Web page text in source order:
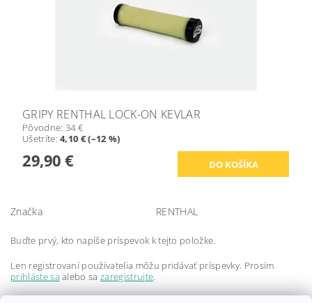
GRIPY RENTHAL LOCK-ON KEVLAR
Pôvodne: 34 €
Ušetríte:4,10 € (–12 %)
29,90 €
Značka RENTHAL
Buďte prvý, kto napíše príspevok k tejto položke.
Len registrovaní používatelia môžu pridávať príspevky. Prosím
prihláste sa alebo sazaregistrujte.